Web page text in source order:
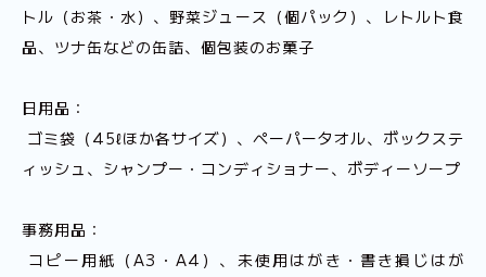
トル（お茶・水）、野菜ジュース（個パック）、レトルト食
品、ツナ缶などの缶詰、個包装のお菓子
日用品：
ゴミ袋（45ℓほか各サイズ）、ペーパータオル、ボックステ
ィッシュ、シャンプー・コンディショナー、ボディーソープ
事務用品：
コピー用紙（A3・A4）、未使用はがき・書き損じはが